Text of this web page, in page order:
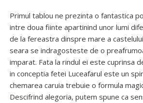
Primul tablou ne prezinta o fantastica
intre doua fiinte apartinind unor lumi
de la fereastra dinspre mare a
seara se indragosteste de o
imparat. Fata la rindul ei este cuprinsa
in conceptia fetei Luceafarul este un
chemarea caruia trebuie o formula
Descifrind alegoria, putem spune ca